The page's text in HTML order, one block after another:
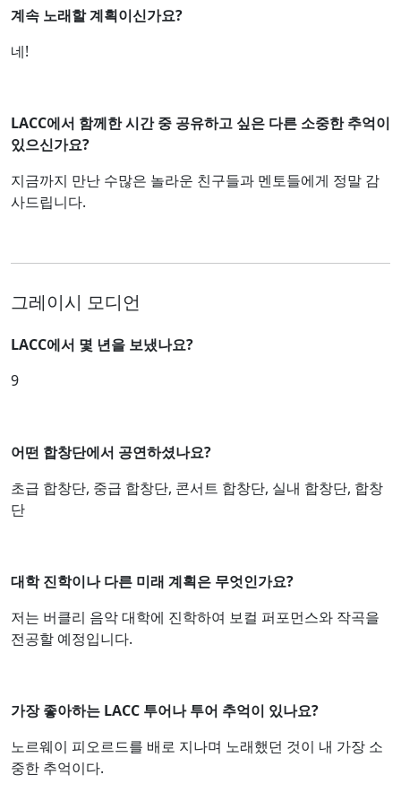
계속 노래할 계획이신가요?
네!
LACC에서 함께한 시간 중 공유하고 싶은 다른 소중한 추억이
있으신가요?
지금까지 만난 수많은 놀라운 친구들과 멘토들에게 정말 감
사드립니다.
그레이시 모디언
LACC에서 몇 년을 보냈나요?
9
어떤 합창단에서 공연하셨나요?
초급 합창단, 중급 합창단, 콘서트 합창단, 실내 합창단, 합창
단
대학 진학이나 다른 미래 계획은 무엇인가요?
저는 버클리 음악 대학에 진학하여 보컬 퍼포먼스와 작곡을
전공할 예정입니다.
가장 좋아하는 LACC 투어나 투어 추억이 있나요?
노르웨이 피오르드를 배로 지나며 노래했던 것이 내 가장 소
중한 추억이다.